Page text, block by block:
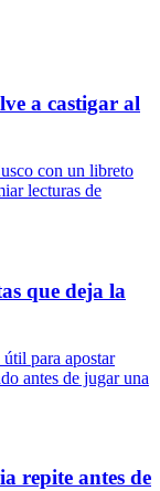
a castigar al
con un libreto
lecturas de
que deja la
para apostar
antes de jugar una
repite antes de